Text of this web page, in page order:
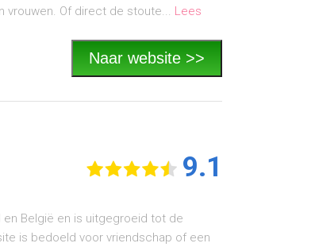
vrouwen. Of direct de stoute... Lees
Naar website >>
9.1
België en is uitgegroeid tot de
is bedoeld voor vriendschap of een